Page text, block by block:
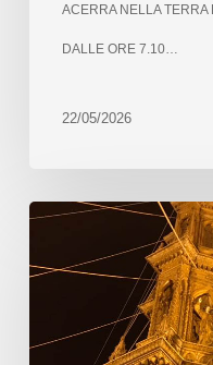
ACERRA NELLA TERRA
DALLE ORE 7.10…
22/05/2026